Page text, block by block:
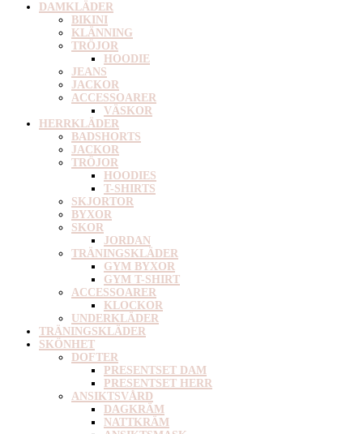
DAMKLÄDER
BIKINI
KLÄNNING
TRÖJOR
HOODIE
JEANS
JACKOR
ACCESSOARER
VÄSKOR
HERRKLÄDER
BADSHORTS
JACKOR
TRÖJOR
HOODIES
T-SHIRTS
SKJORTOR
BYXOR
SKOR
JORDAN
TRÄNINGSKLÄDER
GYM BYXOR
GYM T-SHIRT
ACCESSOARER
KLOCKOR
UNDERKLÄDER
TRÄNINGSKLÄDER
SKÖNHET
DOFTER
PRESENTSET DAM
PRESENTSET HERR
ANSIKTSVÅRD
DAGKRÄM
NATTKRÄM